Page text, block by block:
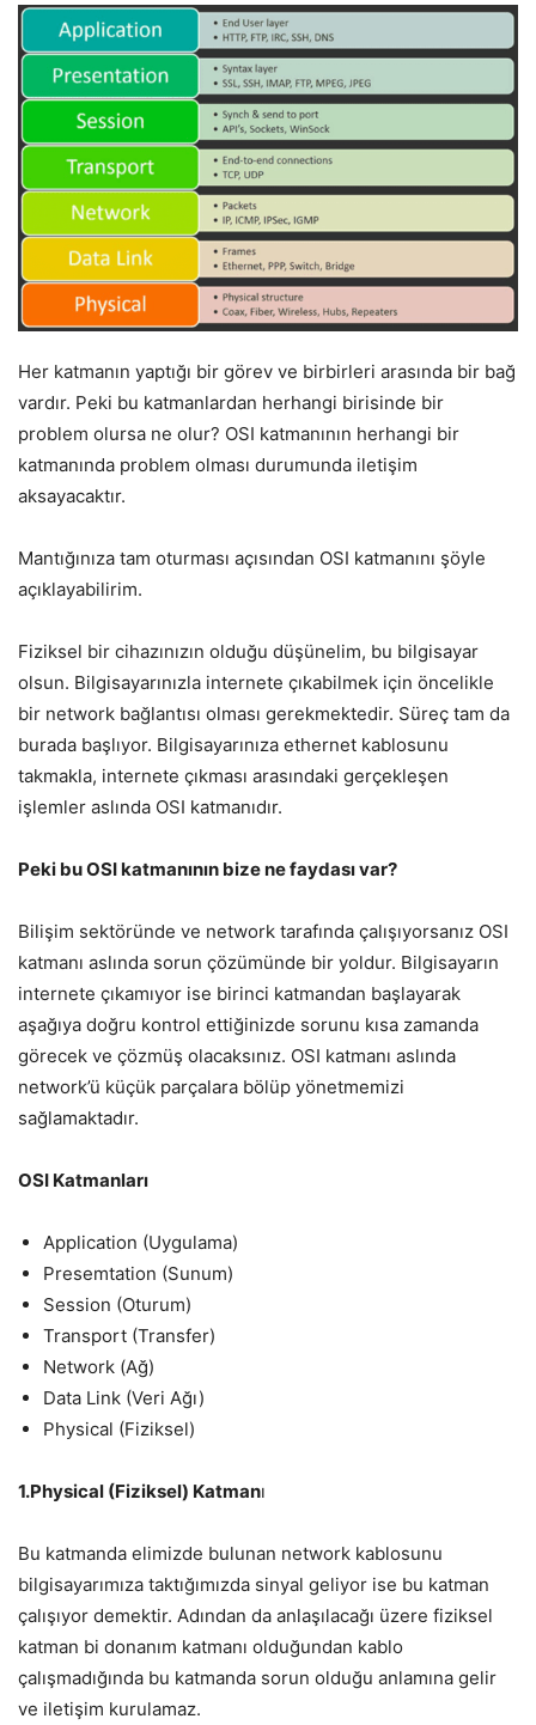
Her katmanın yaptığı bir görev ve birbirleri arasında bir bağ
vardır. Peki bu katmanlardan herhangi birisinde bir
problem olursa ne olur? OSI katmanının herhangi bir
katmanında problem olması durumunda iletişim
aksayacaktır.
Mantığınıza tam oturması açısından OSI katmanını şöyle
açıklayabilirim.
Fiziksel bir cihazınızın olduğu düşünelim, bu bilgisayar
olsun. Bilgisayarınızla internete çıkabilmek için öncelikle
bir network bağlantısı olması gerekmektedir. Süreç tam da
burada başlıyor. Bilgisayarınıza ethernet kablosunu
takmakla, internete çıkması arasındaki gerçekleşen
işlemler aslında OSI katmanıdır.
Peki bu OSI katmanının bize ne faydası var?
Bilişim sektöründe ve network tarafında çalışıyorsanız OSI
katmanı aslında sorun çözümünde bir yoldur. Bilgisayarın
internete çıkamıyor ise birinci katmandan başlayarak
aşağıya doğru kontrol ettiğinizde sorunu kısa zamanda
görecek ve çözmüş olacaksınız. OSI katmanı aslında
network’ü küçük parçalara bölüp yönetmemizi
sağlamaktadır.
OSI Katmanları
Application (Uygulama)
Presemtation (Sunum)
Session (Oturum)
Transport (Transfer)
Network (Ağ)
Data Link (Veri Ağı)
Physical (Fiziksel)
1.Physical (Fiziksel) Katmanı
Bu katmanda elimizde bulunan network kablosunu
bilgisayarımıza taktığımızda sinyal geliyor ise bu katman
çalışıyor demektir. Adından da anlaşılacağı üzere fiziksel
katman bi donanım katmanı olduğundan kablo
çalışmadığında bu katmanda sorun olduğu anlamına gelir
ve iletişim kurulamaz.